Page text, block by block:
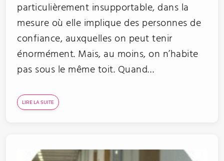
particulièrement insupportable, dans la
mesure où elle implique des personnes de
confiance, auxquelles on peut tenir
énormément. Mais, au moins, on n’habite
pas sous le même toit. Quand…
LIRE LA SUITE